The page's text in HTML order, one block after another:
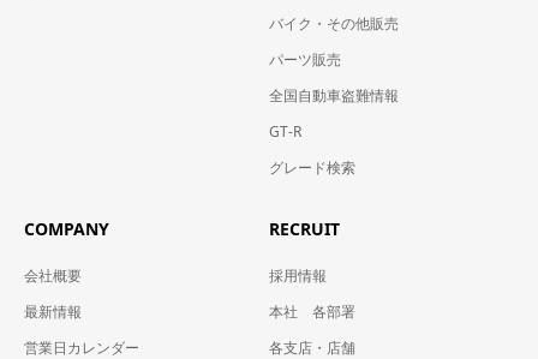
バイク・その他販売
パーツ販売
全国自動車盗難情報
GT-R
グレード検索
COMPANY
会社概要
最新情報
営業日カレンダー
RECRUIT
採用情報
本社 各部署
各支店・店舗